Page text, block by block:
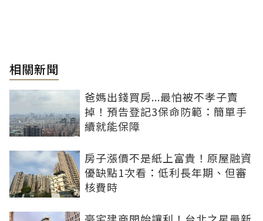
相關新聞
爸媽出錢買房...最怕被不孝子賣
掉！預告登記3保命防範：簡單手
續就能保障
房子漲價不是紙上富貴！原屋融資
優缺點1次看：低利長年期、但審
核費時